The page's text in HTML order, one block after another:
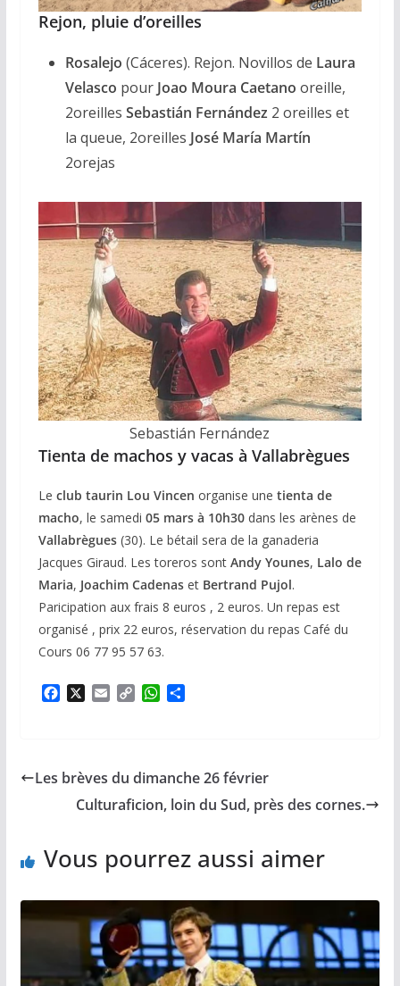
Rejon, pluie d’oreilles
Rosalejo (Cáceres). Rejon. Novillos de Laura
Velasco pourJoao Moura Caetano oreille,
2oreilles Sebastián Fernández 2 oreilles et
la queue, 2oreilles José María Martín
2orejas
Sebastián Fernández
Tienta de machos y vacas à Vallabrègues
Le club taurin Lou Vincen organise une tienta de
macho, le samedi 05 mars à 10h30 dans les arènes de
Vallabrègues (30). Le bétail sera de la ganaderia
Jacques Giraud. Les toreros sont Andy Younes, Lalo de
Maria, Joachim Cadenaset Bertrand Pujol.
Paricipation aux frais 8 euros , 2 euros. Un repas est
organisé , prix 22 euros, réservation du repas Café du
Cours 06 77 95 57 63.
o
i
n
W
A
p
p
g
e
Les brèves du dimanche 26 février
Culturaficion, loin du Sud, près des cornes.
Vous pourrez aussi aimer